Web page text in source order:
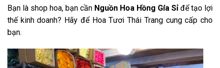
Bạn là shop hoa, bạn cần Nguồn Hoa Hồng Gía Sỉđể tạo lợi
thế kinh doanh? Hãy để Hoa Tươi Thái Trang cung cấp cho
bạn.